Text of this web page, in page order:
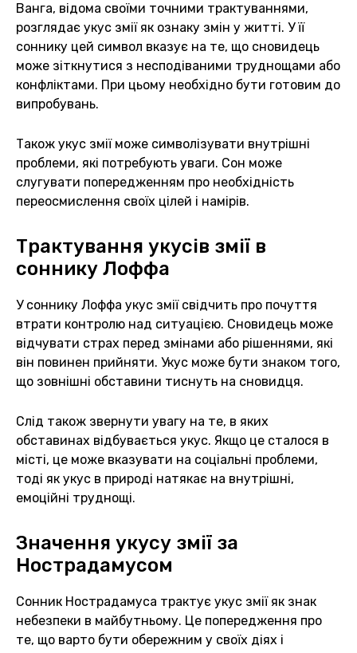
Ванга, відома своїми точними трактуваннями,
розглядає укус змії як ознаку змін у житті. У її
соннику цей символ вказує на те, що сновидець
може зіткнутися з несподіваними труднощами або
конфліктами. При цьому необхідно бути готовим до
випробувань.
Також укус змії може символізувати внутрішні
проблеми, які потребують уваги. Сон може
слугувати попередженням про необхідність
переосмислення своїх цілей і намірів.
Трактування укусів змії в
соннику Лоффа
У соннику Лоффа укус змії свідчить про почуття
втрати контролю над ситуацією. Сновидець може
відчувати страх перед змінами або рішеннями, які
він повинен прийняти. Укус може бути знаком того,
що зовнішні обставини тиснуть на сновидця.
Слід також звернути увагу на те, в яких
обставинах відбувається укус. Якщо це сталося в
місті, це може вказувати на соціальні проблеми,
тоді як укус в природі натякає на внутрішні,
емоційні труднощі.
Значення укусу змії за
Нострадамусом
Сонник Нострадамуса трактує укус змії як знак
небезпеки в майбутньому. Це попередження про
те, що варто бути обережним у своїх діях і